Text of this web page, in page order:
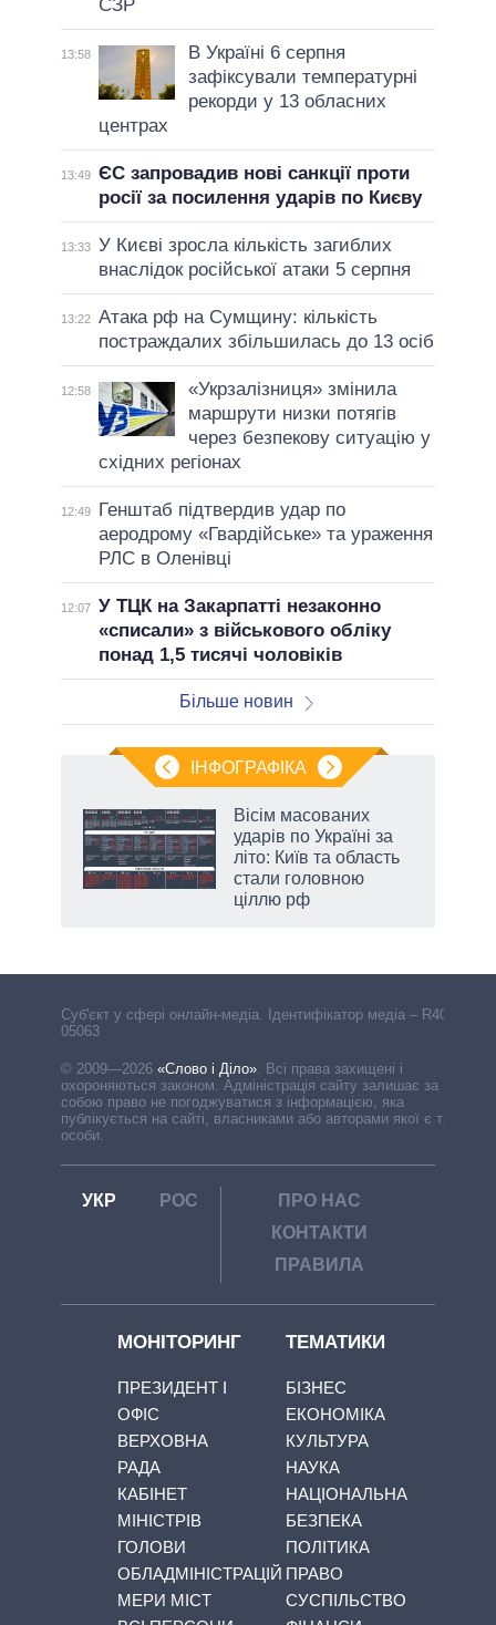
СЗР
13:58
В Україні 6 серпня
зафіксували температурні
рекорди у 13 обласних
центрах
13:49 ЄС запровадив нові санкції проти
росії за посилення ударів по Києву
13:33 У Києві зросла кількість загиблих
внаслідок російської атаки 5 серпня
13:22 Атака рф на Сумщину: кількість
постраждалих збільшилась до 13 осіб
12:58
«Укрзалізниця» змінила
маршрути низки потягів
через безпекову ситуацію у
східних регіонах
12:49
Генштаб підтвердив удар по
аеродрому «Гвардійське» та ураження
РЛС в Оленівці
12:07 У ТЦК на Закарпатті незаконно
«списали» з військового обліку
понад 1,5 тисячі чоловіків
Більше новин
ІНФОГРАФІКА
Вісім масованих
ударів по Україні за
літо: Київ та область
стали головною
ціллю рф
Cуб'єкт у сфері онлайн-медіа. Ідентифікатор медіа – R40-
05063
© 2009—2026 «Слово і Діло»
Всі права захищені і
охороняються законом. Адміністрація сайту залишає за
собою право не погоджуватися з інформацією, яка
публікується на сайті, власниками або авторами якої є треті
особи.
УКР РОС
ПРО НАС
КОНТАКТИ
ПРАВИЛА
МОНІТОРИНГ
ПРЕЗИДЕНТ І
ОФІС
ВЕРХОВНА
РАДА
КАБІНЕТ
МІНІСТРІВ
ГОЛОВИ
ОБЛАДМІНІСТРАЦІЙ
МЕРИ МІСТ
ТЕМАТИКИ
БІЗНЕС
ЕКОНОМІКА
КУЛЬТУРА
НАУКА
НАЦІОНАЛЬНА
БЕЗПЕКА
ПОЛІТИКА
ПРАВО
СУСПІЛЬСТВО